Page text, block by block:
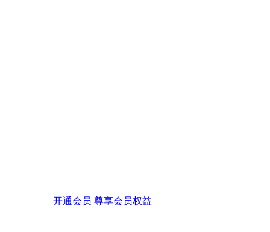
开通会员 尊享会员权益